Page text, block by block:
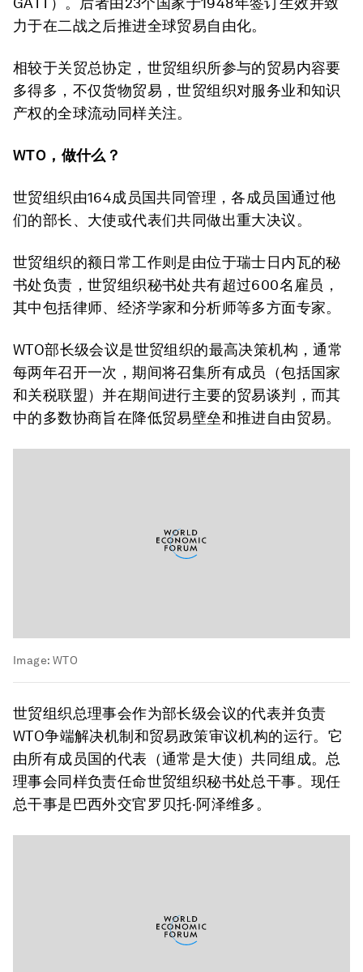
力于在二战之后推进全球贸易自由化。
相较于关贸总协定，世贸组织所参与的贸易内容要
多得多，不仅货物贸易，世贸组织对服务业和知识
产权的全球流动同样关注。
WTO，做什么 ？
世贸组织由164成员国共同管理，各成员国通过他
们的部长、大使或代表们共同做出重大决议。
世贸组织的额日常工作则是由位于瑞士日内瓦的秘
书处负责，世贸组织秘书处共有超过600名雇员，
其中包括律师、经济学家和分析师等多方面专家。
WTO部长级会议是世贸组织的最高决策机构，通常
每两年召开一次，期间将召集所有成员（包括国家
和关税联盟）并在期间进行主要的贸易谈判，而其
中的多数协商旨在降低贸易壁垒和推进自由贸易。
Image: WTO
世贸组织总理事会作为部长级会议的代表并负责
WTO争端解决机制和贸易政策审议机构的运行。它
由所有成员国的代表（通常是大使）共同组成。总
理事会同样负责任命世贸组织秘书处总干事。现任
总干事是巴西外交官罗贝托·阿泽维多。